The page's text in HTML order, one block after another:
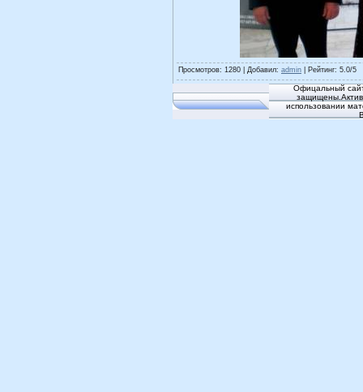
Просмотров: 1280 | Добавил: admin Рейтинг: 5.0/5
Офицальный
использовании